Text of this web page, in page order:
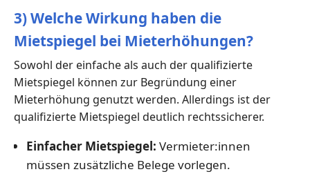
3) Welche Wirkung haben die
Mietspiegel bei Mieterhöhungen?
Sowohl der einfache als auch der qualifizierte
Mietspiegel können zur Begründung einer
Mieterhöhung genutzt werden. Allerdings ist der
qualifizierte Mietspiegel deutlich rechtssicherer.
Einfacher Mietspiegel: Vermieter:innen
müssen zusätzliche Belege vorlegen.